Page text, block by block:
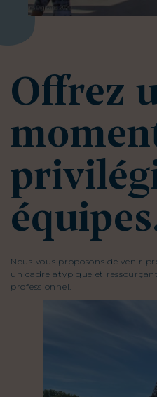
Offrez
Nous vous proposons de venir
un cadre atypique et
professionnel.